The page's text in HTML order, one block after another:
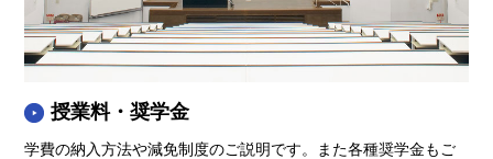
授業料・奨学金
学費の納入方法や減免制度のご説明です。また各種奨学金もご